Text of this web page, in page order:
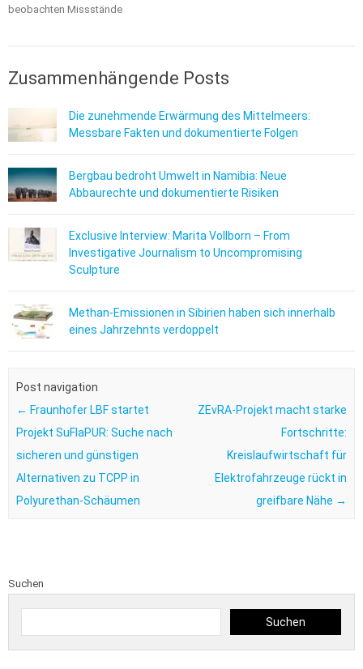
beobachten Missstände
Zusammenhängende Posts
Die zunehmende Erwärmung des Mittelmeers:
Messbare Fakten und dokumentierte Folgen
Bergbau bedroht Umwelt in Namibia: Neue
Abbaurechte und dokumentierte Risiken
Exclusive Interview: Marita Vollborn – From
Investigative Journalism to Uncompromising
Sculpture
Methan-Emissionen in Sibirien haben sich innerhalb
eines Jahrzehnts verdoppelt
Post navigation
← Fraunhofer LBF startet
Projekt SuFlaPUR: Suche nach
sicheren und günstigen
Alternativen zu TCPP in
Polyurethan-Schäumen
ZEvRA-Projekt macht starke
Fortschritte:
Kreislaufwirtschaft für
Elektrofahrzeuge rückt in
greifbare Nähe →
Suchen
Suchen